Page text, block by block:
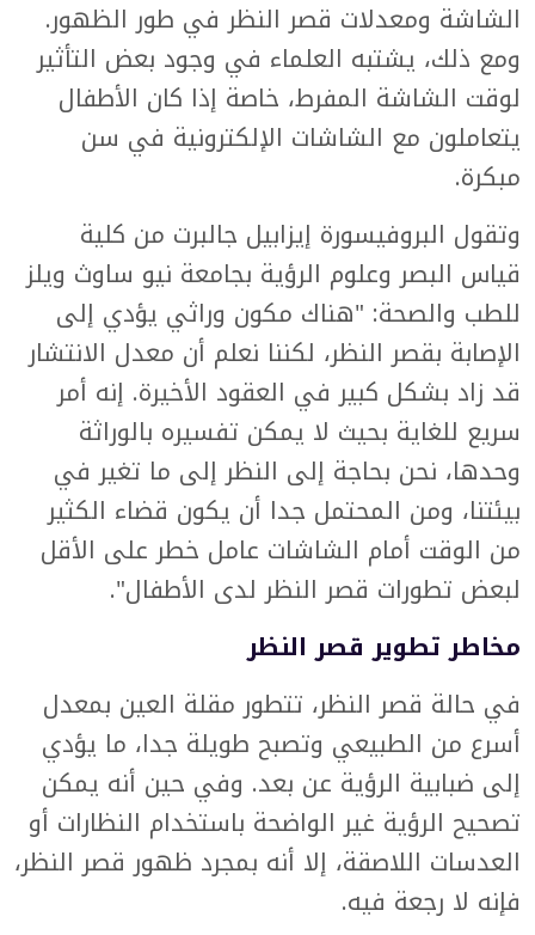
الشاشة ومعدلات قصر النظر في طور الظهور.
ومع ذلك، يشتبه العلماء في وجود بعض التأثير
لوقت الشاشة المفرط، خاصة إذا كان الأطفال
يتعاملون مع الشاشات الإلكترونية في سن
مبكرة.
وتقول البروفيسورة إيزابيل جالبرت من كلية
قياس البصر وعلوم الرؤية بجامعة نيو ساوث ويلز
للطب والصحة: "هناك مكون وراثي يؤدي إلى
الإصابة بقصر النظر، لكننا نعلم أن معدل الانتشار
قد زاد بشكل كبير في العقود الأخيرة. إنه أمر
سريع للغاية بحيث لا يمكن تفسيره بالوراثة
وحدها، نحن بحاجة إلى النظر إلى ما تغير في
بيئتنا، ومن المحتمل جدا أن يكون قضاء الكثير
من الوقت أمام الشاشات عامل خطر على الأقل
لبعض تطورات قصر النظر لدى الأطفال".
مخاطر تطوير قصر النظر
في حالة قصر النظر، تتطور مقلة العين بمعدل
أسرع من الطبيعي وتصبح طويلة جدا، ما يؤدي
إلى ضبابية الرؤية عن بعد. وفي حين أنه يمكن
تصحيح الرؤية غير الواضحة باستخدام النظارات أو
العدسات اللاصقة، إلا أنه بمجرد ظهور قصر النظر،
فإنه لا رجعة فيه.